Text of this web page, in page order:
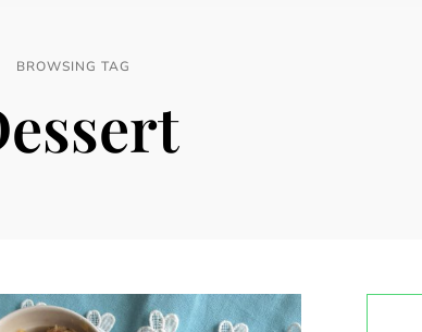
BROWSING TAG